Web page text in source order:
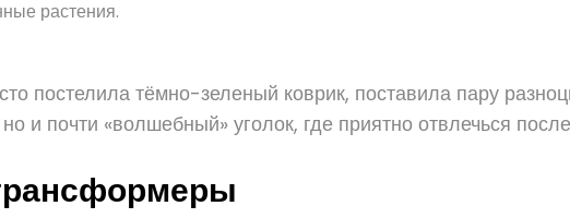
растения.
постелила тёмно-зеленый коврик, поставила пару
и почти «волшебный» уголок, где приятно отвлечься